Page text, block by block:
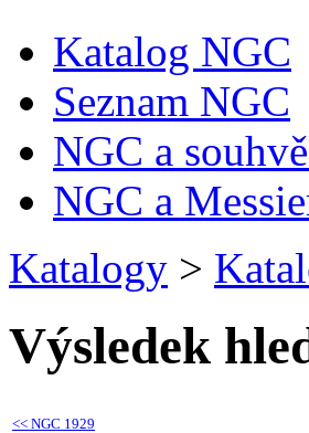
Katalog NGC
Seznam NGC
NGC a
NGC a
Katalogy >
Výsledek
<< NGC 1929